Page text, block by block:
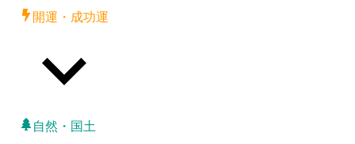
開運・成功運
自然・国土